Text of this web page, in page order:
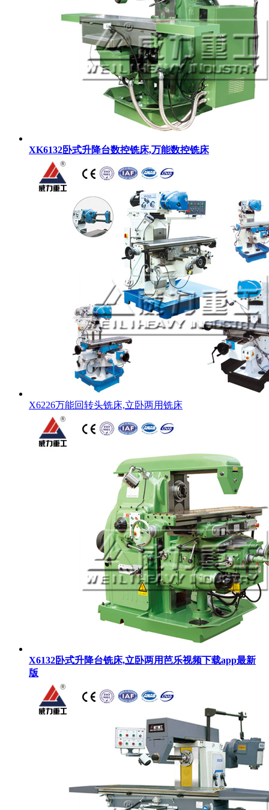
XK6132卧式升降台数控铣床,万能数控铣床
X6226万能回转头铣床,立卧两用铣床
X6132卧式升降台铣床,立卧两用芭乐视频下载app最新
版